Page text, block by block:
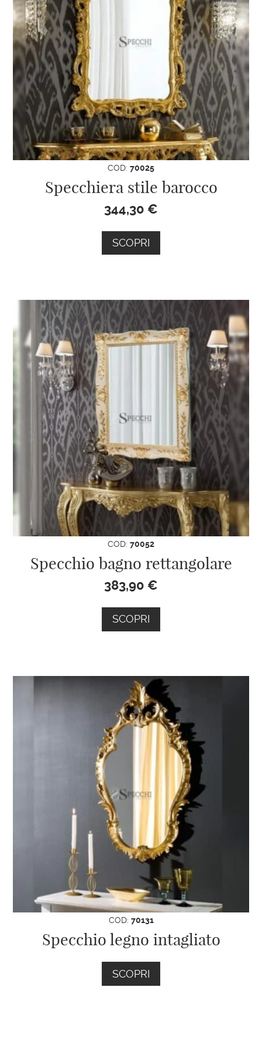
COD: 70025
Specchiera stile barocco
344,30 €
SCOPRI
COD: 70052
Specchio bagno rettangolare
383,90 €
SCOPRI
COD: 70131
Specchio legno intagliato
SCOPRI